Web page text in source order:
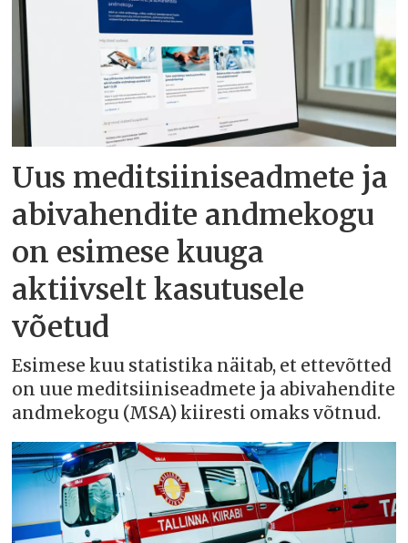
Uus meditsiiniseadmete ja
abivahendite andmekogu
on esimese kuuga
aktiivselt kasutusele
võetud
Esimese kuu statistika näitab, et ettevõtted
on uue meditsiiniseadmete ja abivahendite
andmekogu (MSA) kiiresti omaks võtnud.